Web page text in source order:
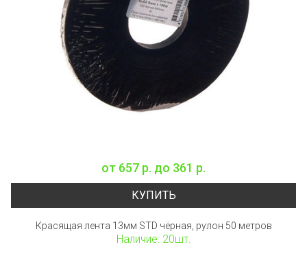
от 657 р. до 361 р.
КУПИТЬ
Красящая лента 13мм STD чёрная, рулон 50 метров
Наличие: 20шт.